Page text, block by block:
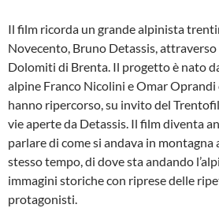
Il film ricorda un grande alpinista
Novecento, Bruno Detassis,
Dolomiti di Brenta. Il progetto è nato
alpine Franco Nicolini e Omar Oprandi
hanno ripercorso, su invito del
vie aperte da Detassis. Il film diventa
parlare di come si andava in montagna
stesso tempo, di dove sta andando
immagini storiche con riprese delle
protagonisti.